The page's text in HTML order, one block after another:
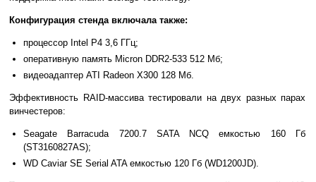
Конфигурация стенда включала также:
процессор Intel P4 3,6 ГГц;
оперативную память Micron DDR2-533 512 Мб;
видеоадаптер ATI Radeon X300 128 Мб.
Эффективность RAID-массива тестировали на двух разных парах
винчестеров:
Seagate Barracuda 7200.7 SATA NCQ емкостью 160 Гб
(ST3160827AS);
WD Caviar SE Serial ATA емкостью 120 Гб (WD1200JD).